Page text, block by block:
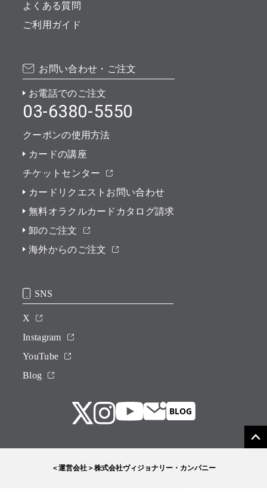
よくある質問
ご利用ガイド
お問い合わせ・ご注文
お電話でのご注文
03-6380-5550
クーポンの使用方法
カードの講座
チケットセンター
カードリクエストお問い合わせ
無料オラクルカードカタログ請求
卸のご注文
海外からのご注文
SNS
X
Instagram
YouTube
Blog
＜運営会社＞株式会社ヴィジョナリー・カンパニー